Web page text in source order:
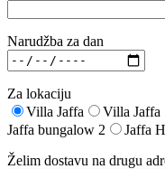
Narudžba za dan
Za lokaciju
Villa Jaffa
Villa Jaffa
Jaffa bungalow 2
Jaffa
Želim dostavu na drugu